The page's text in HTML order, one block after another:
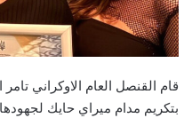
قام القنصل العام الاوكراني
بتكريم مدام ميراي حايك